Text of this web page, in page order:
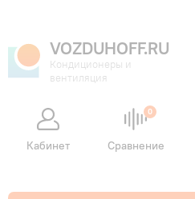
VOZDUHOFF.RU
Кондиционеры и
вентиляция
Кабинет
0
Сравнение